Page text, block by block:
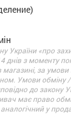
України «про
днів з моменту
за
Умови обміну
до закону
має право
у